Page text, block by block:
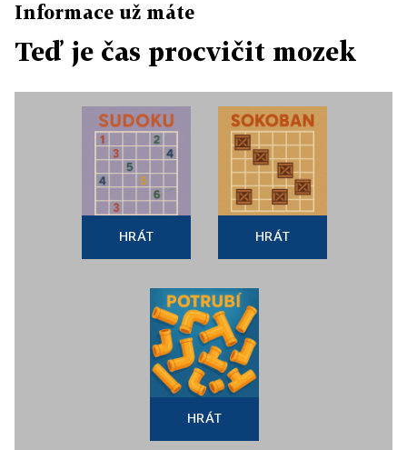
Informace už máte
Teď je čas procvičit mozek
HRÁT HRÁT
HRÁT